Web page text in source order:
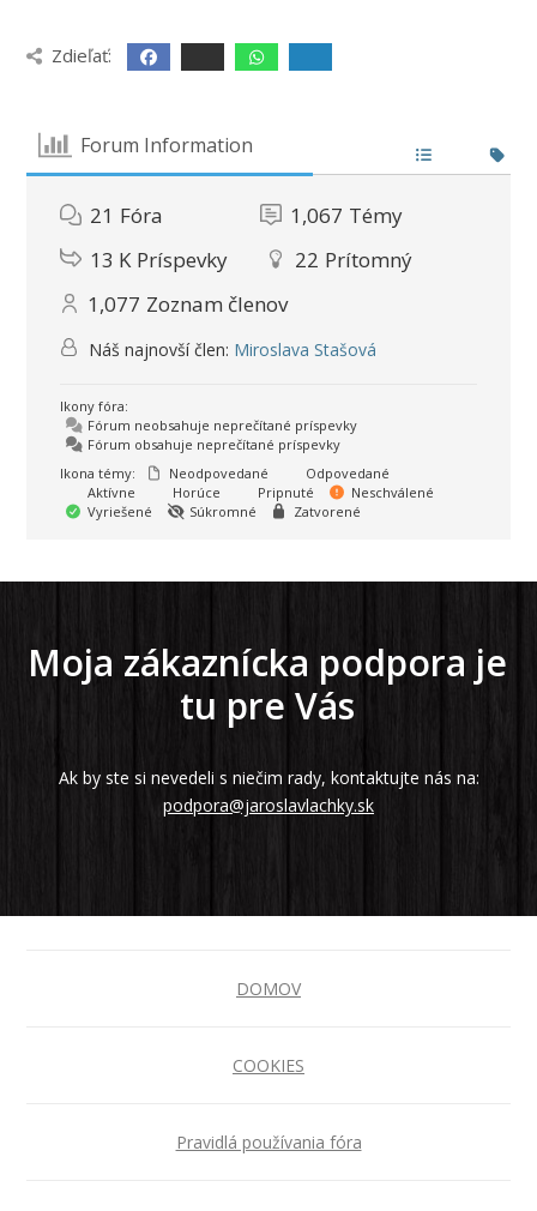
Zdieľať:
Forum Information
21 Fóra 1,067 Témy
13 K Príspevky 22 Prítomný
1,077 Zoznam členov
Náš najnovší člen: Miroslava Stašová
Ikony fóra:
Fórum neobsahuje neprečítané príspevky
Fórum obsahuje neprečítané príspevky
Ikona témy:
Neodpovedané
Odpovedané
Aktívne
Horúce Pripnuté
Neschválené
Vyriešené
Súkromné Zatvorené
Moja zákaznícka podpora je
tu pre Vás
Ak by ste si nevedeli s niečim rady, kontaktujte nás na:
podpora@jaroslavlachky.sk
DOMOV
COOKIES
Pravidlá používania fóra